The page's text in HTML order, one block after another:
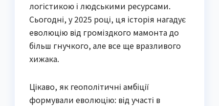
логістикою і людськими ресурсами.
Сьогодні, у 2025 році, ця історія нагадує
еволюцію від громіздкого мамонта до
більш гнучкого, але все ще вразливого
хижака.
Цікаво, як геополітичні амбіції
формували еволюцію: від участі в